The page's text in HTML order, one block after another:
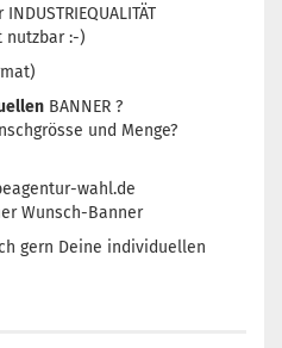
nutzbar :-)
BANNER ?
und Menge?
wahl.de
Wunsch-Banner
gern Deine individuellen